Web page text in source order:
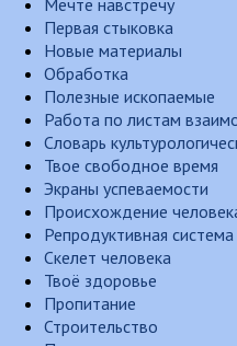
Первая стыковка
Новые материалы
Обработка
Полезные ископаемые
Работа по листам
Словарь
Твое свободное время
Экраны успеваемости
Происхождение
Репродуктивная система
Скелет человека
Твоё здоровье
Пропитание
Строительство